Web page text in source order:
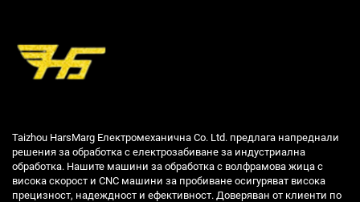
Taizhou HarsMarg Електромеханична Co. Ltd. предлага напреднали
решения за обработка с електрозабиване за индустриална
обработка. Нашите машини за обработка с волфрамова жица с
висока скорост и CNC машини за пробиване осигуряват висока
прецизност, надеждност и ефективност. Доверяван от клиенти по